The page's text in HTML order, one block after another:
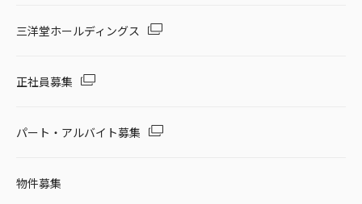
三洋堂ホールディングス
正社員募集
パート・アルバイト募集
物件募集